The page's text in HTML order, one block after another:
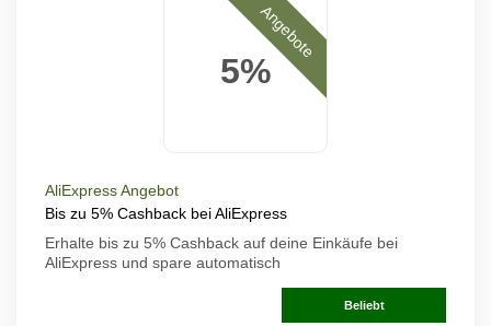
5%
Angebote
AliExpress Angebot
Bis zu 5% Cashback bei AliExpress
Erhalte bis zu 5% Cashback auf deine Einkäufe bei
AliExpress und spare automatisch
Beliebt